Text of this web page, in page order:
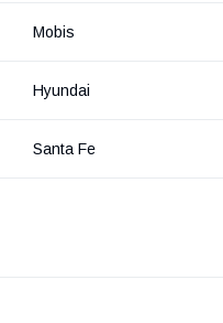
Mobis
Hyundai
Santa Fe